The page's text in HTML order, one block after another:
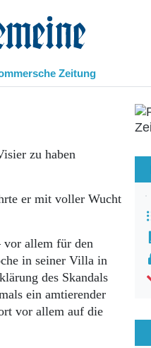
Zeitung
zu haben
er mit voller Wucht
vor allem für den
in seiner Villa in
des Skandals
ein amtierender
vor allem auf die